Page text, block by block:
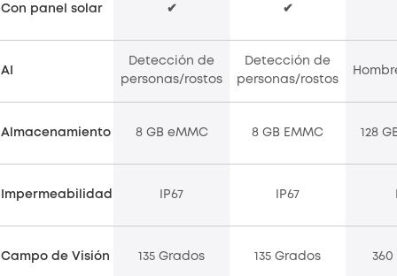
Con panel solar ✔ ✔
AI
Detección de
personas/rostos
Detección de
personas/rostos
Almacenamiento 8 GB eMMC 8 GB EMMC 128
Impermeabilidad IP67 IP67
Campo de Visión 135 Grados 135 Grados 360